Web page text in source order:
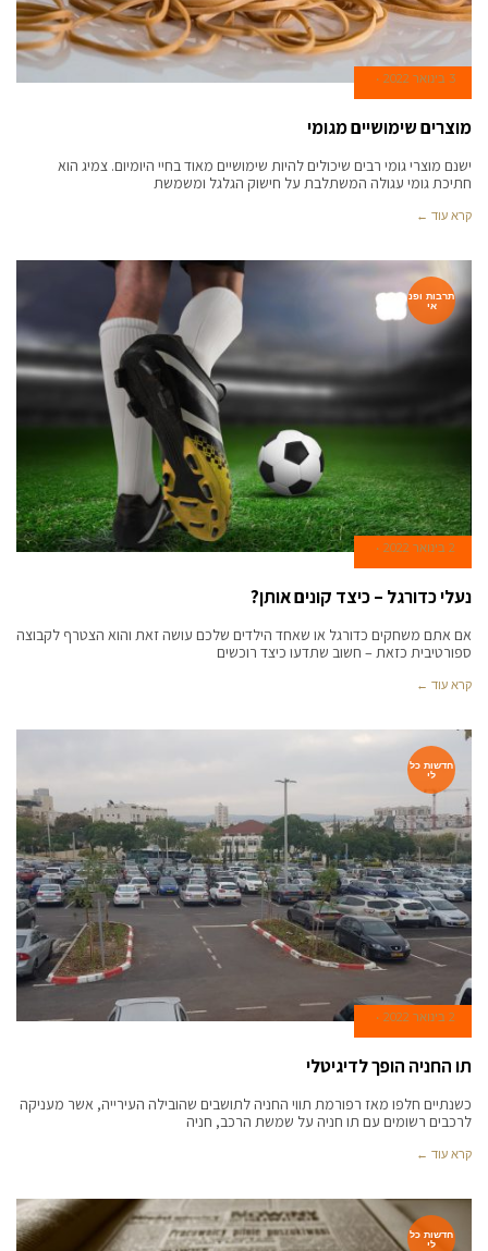
3 בינואר 2022
מוצרים שימושיים מגומי
ישנם מוצרי גומי רבים שיכולים להיות שימושיים מאוד בחיי היומיום. צמיג הוא
חתיכת גומי עגולה המשתלבת על חישוק הגלגל ומשמשת
קרא עוד ←
תרבות ופנ
אי
2 בינואר 2022
נעלי כדורגל – כיצד קונים אותן?
אם אתם משחקים כדורגל או שאחד הילדים שלכם עושה זאת והוא הצטרף לקבוצה
ספורטיבית כזאת – חשוב שתדעו כיצד רוכשים
קרא עוד ←
חדשות כל
לי
2 בינואר 2022
תו החניה הופך לדיגיטלי
כשנתיים חלפו מאז רפורמת תווי החניה לתושבים שהובילה העירייה, אשר מעניקה
לרכבים רשומים עם תו חניה על שמשת הרכב, חניה
קרא עוד ←
חדשות כל
לי